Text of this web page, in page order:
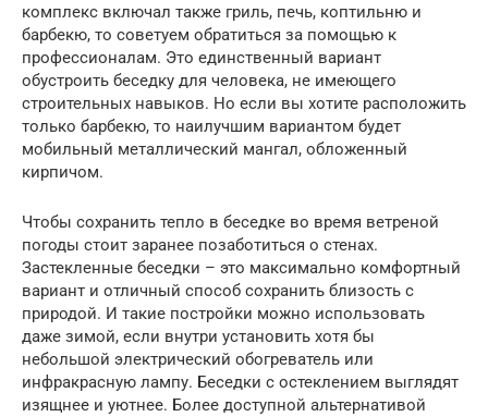
комплекс включал также гриль, печь, коптильню и
барбекю, то советуем обратиться за помощью к
профессионалам. Это единственный вариант
обустроить беседку для человека, не имеющего
строительных навыков. Но если вы хотите расположить
только барбекю, то наилучшим вариантом будет
мобильный металлический мангал, обложенный
кирпичом.
Чтобы сохранить тепло в беседке во время ветреной
погоды стоит заранее позаботиться о стенах.
Застекленные беседки – это максимально комфортный
вариант и отличный способ сохранить близость с
природой. И такие постройки можно использовать
даже зимой, если внутри установить хотя бы
небольшой электрический обогреватель или
инфракрасную лампу. Беседки с остеклением выглядят
изящнее и уютнее. Более доступной альтернативой